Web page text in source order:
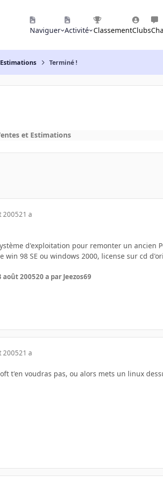
Naviguer Activité ClassementClubs
Terminé !
et Estimations
200521 a
d'exploitation pour remonter un ancien
win 98 SE ou windows 2000, license sur cd
août 200520 a par Jeezos69
200521 a
t'en voudras pas, ou alors mets un linux